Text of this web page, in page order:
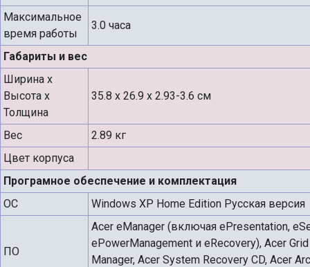
Максимальное
время работы
3.0 часа
Габариты и вес
Ширина х
Высота х
Толщина
35.8 x 26.9 x 2.93-3.6 см
Вес
2.89 кг
Цвет корпуса
Програмное обеспечение и комплектация
ОС
Windows XP Home Edition Русская версия
ПО
Acer eManager (включая ePresentation,
ePowerManagement и eRecovery), Acer
Manager, Acer System Recovery CD, Acer